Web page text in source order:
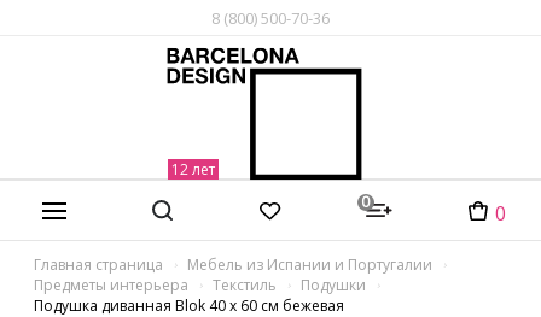
8 (800) 500-70-36
0 0
Главная страница
Мебель из Испании и Португалии
Предметы интерьера
Текстиль
Подушки
Подушка диванная Blok 40 x 60 см бежевая